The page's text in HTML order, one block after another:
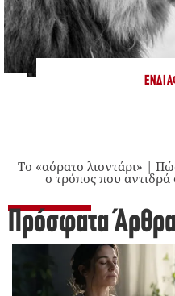
Το «αόρατο λιοντάρι» |
ο τρόπος που αντιδρά
Πρόσφατα